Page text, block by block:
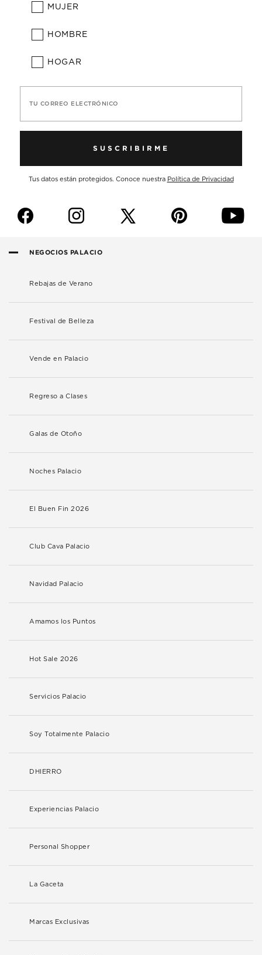
MUJER
HOMBRE
HOGAR
TU CORREO ELECTRÓNICO
SUSCRIBIRME
Tus datos están protegidos. Conoce nuestra Política de Privacidad
f i p y
NEGOCIOS PALACIO
Rebajas de Verano
Festival de Belleza
Vende en Palacio
Regreso a Clases
Galas de Otoño
Noches Palacio
El Buen Fin 2026
Club Cava Palacio
Navidad Palacio
Amamos los Puntos
Hot Sale 2026
Servicios Palacio
Soy Totalmente Palacio
DHIERRO
Experiencias Palacio
Personal Shopper
La Gaceta
Marcas Exclusivas